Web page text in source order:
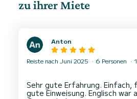
zu ihrer Miete
Anton
Reiste nach Juni 2025 6 Personen
Sehr gute Erfahrung. Einfach,
gute Einweisung. Englisch war